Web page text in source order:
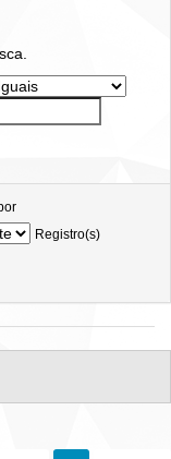
Registro(s)